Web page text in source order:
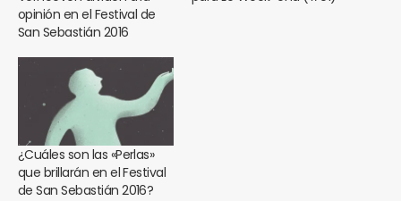
opinión en el Festival de
San Sebastián 2016
¿Cuáles son las «Perlas»
que brillarán en el Festival
de San Sebastián 2016?